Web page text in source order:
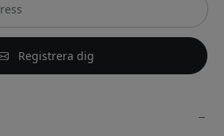
Registrera dig